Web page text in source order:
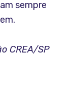
sempre
CREA/SP